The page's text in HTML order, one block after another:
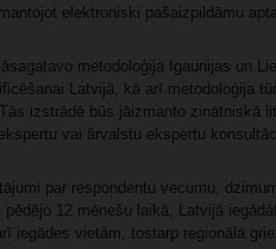
elektroniski pašaizpildāmu
metodoloģija Igaunijas un
Latvijā, kā arī metodoloģija
izstrādē būs jāizmanto zinātniskā
vai ārvalstu ekspertu
par respondentu vecumu,
12 mēnešu laikā, Latvijā
iegādes vietām, tostarp reģionālā